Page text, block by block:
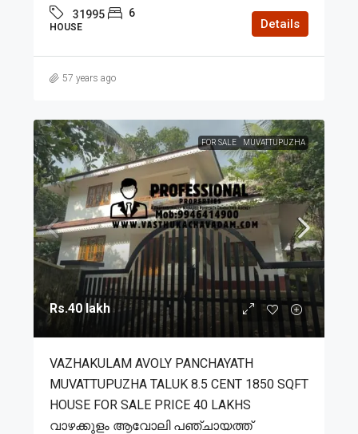
31995 6
HOUSE Details
57 years ago
FOR SALE MUVATTUPUZHA
Rs.40 lakh
VAZHAKULAM AVOLY PANCHAYATH
MUVATTUPUZHA TALUK 8.5 CENT 1850 SQFT
HOUSE FOR SALE PRICE 40 LAKHS
വാഴക്കുളം ആവോലി പഞ്ചായത്ത്